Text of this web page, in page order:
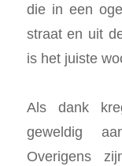
die in een
straat en uit
is het juiste
Als dank
geweldig
Overigens